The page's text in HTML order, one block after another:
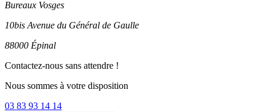
Bureaux Vosges
10bis Avenue du Général de Gaulle
88000 Épinal
Contactez-nous sans attendre !
Nous sommes à votre disposition
03 83 93 14 14